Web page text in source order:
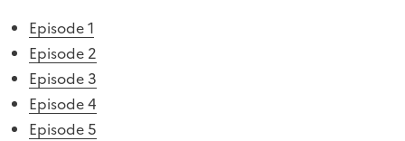
Episode 1
Episode 2
Episode 3
Episode 4
Episode 5